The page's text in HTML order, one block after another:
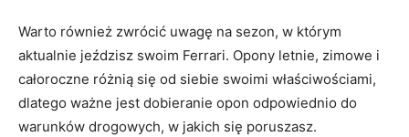
Warto również⁣ zwrócić uwagę ​na sezon, w którym
aktualnie jeździsz swoim Ferrari. Opony letnie,⁤ zimowe i
całoroczne różnią się od ‌siebie swoimi właściwościami,
dlatego ⁣ważne jest dobieranie opon odpowiednio‌ do
warunków drogowych, ⁤w ‍jakich się poruszasz.